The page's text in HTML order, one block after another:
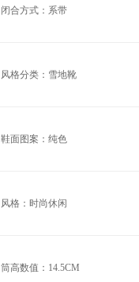
闭合方式：系带
风格分类：雪地靴
鞋面图案：纯色
风格：时尚休闲
筒高数值：14.5CM